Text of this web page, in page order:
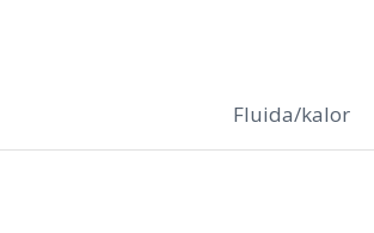
Fluida/kalor